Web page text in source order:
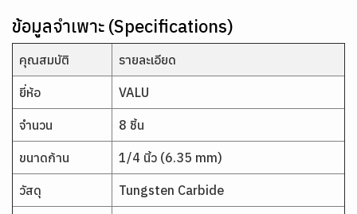
ข้อมูลจำเพาะ (Specifications)
คุณสมบัติ รายละเอียด
ยี่ห้อ VALU
จำนวน 8 ชิ้น
ขนาดก้าน 1/4 นิ้ว (6.35 mm)
วัสดุ Tungsten Carbide